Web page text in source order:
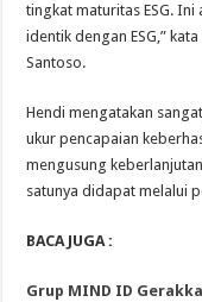
tingkat maturitas ESG. Ini
identik dengan ESG,”
Santoso.
Hendi mengatakan
ukur pencapaian
mengusung
satunya didapat melalui
BACA JUGA :
Grup MIND ID